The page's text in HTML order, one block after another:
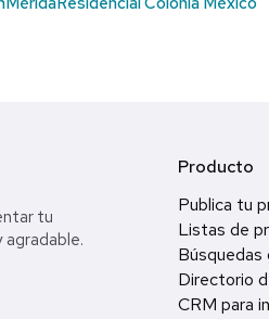
tu
agradable.
Producto
Publica tu
Listas de
Búsquedas
Directorio
CRM para